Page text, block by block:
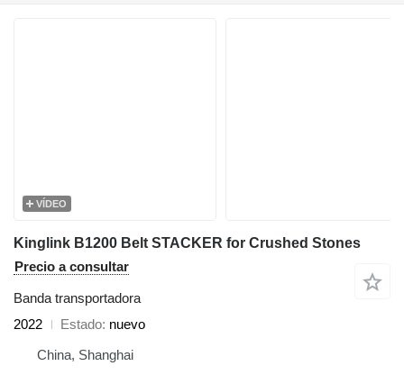
VÍDEO
Kinglink B1200 Belt STACKER for Crushed Stones
Precio a consultar
Banda transportadora
2022
Estado nuevo
China, Shanghai